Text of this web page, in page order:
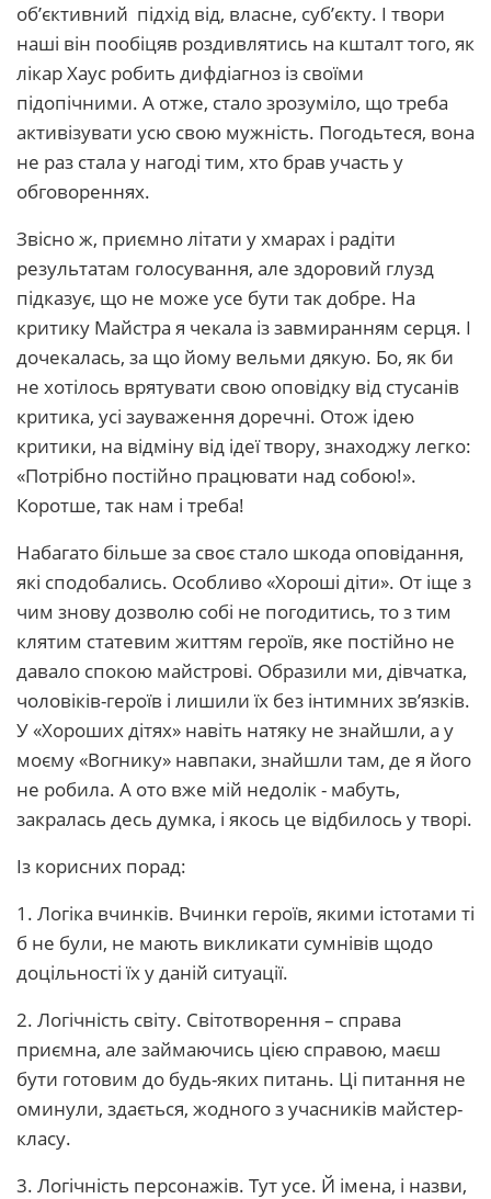
об’єктивний підхід від, власне, суб’єкту. І твори
наші він пообіцяв роздивлятись на кшталт того, як
лікар Хаус робить дифдіагноз із своїми
підопічними. А отже, стало зрозуміло, що треба
активізувати усю свою мужність. Погодьтеся, вона
не раз стала у нагоді тим, хто брав участь у
обговореннях.
Звісно ж, приємно літати у хмарах і радіти
результатам голосування, але здоровий глузд
підказує, що не може усе бути так добре. На
критику Майстра я чекала із завмиранням серця. І
дочекалась, за що йому вельми дякую. Бо, як би
не хотілось врятувати свою оповідку від стусанів
критика, усі зауваження доречні. Отож ідею
критики, на відміну від ідеї твору, знаходжу легко:
«Потрібно постійно працювати над собою!».
Коротше, так нам і треба!
Набагато більше за своє стало шкода оповідання,
які сподобались. Особливо «Хороші діти». От іще з
чим знову дозволю собі не погодитись, то з тим
клятим статевим життям героїв, яке постійно не
давало спокою майстрові. Образили ми, дівчатка,
чоловіків-героїв і лишили їх без інтимних зв’язків.
У «Хороших дітях» навіть натяку не знайшли, а у
моєму «Вогнику» навпаки, знайшли там, де я його
не робила. А ото вже мій недолік - мабуть,
закралась десь думка, і якось це відбилось у творі.
Із корисних порад:
1. Логіка вчинків. Вчинки героїв, якими істотами ті
б не були, не мають викликати сумнівів щодо
доцільності їх у даній ситуації.
2. Логічність світу. Світотворення – справа
приємна, але займаючись цією справою, маєш
бути готовим до будь-яких питань. Ці питання не
оминули, здається, жодного з учасників майстер-
класу.
3. Логічність персонажів. Тут усе. Й імена, і назви,